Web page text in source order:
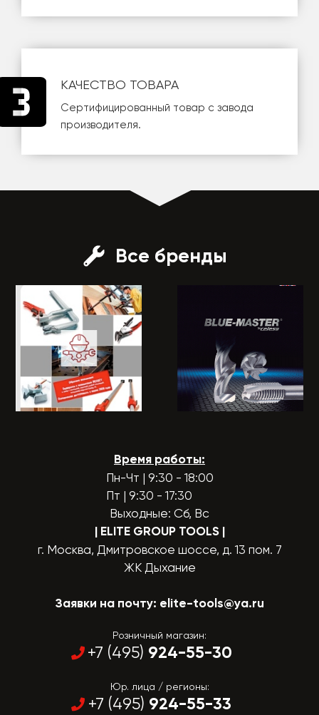
КАЧЕСТВО ТОВАРА
Сертифицированный товар с завода
производителя.
Все бренды
Время работы:
Пн-Чт | 9:30 - 18:00
Пт | 9:30 - 17:30
Выходные: Сб, Вс
| ELITE GROUP TOOLS |
г. Москва, Дмитровское шоссе, д. 13 пом. 7
ЖК Дыхание
Заявки на почту: elite-tools@ya.ru
Розничный магазин:
+7 (495) 924-55-30
Юр. лица / регионы:
+7 (495) 924-55-33